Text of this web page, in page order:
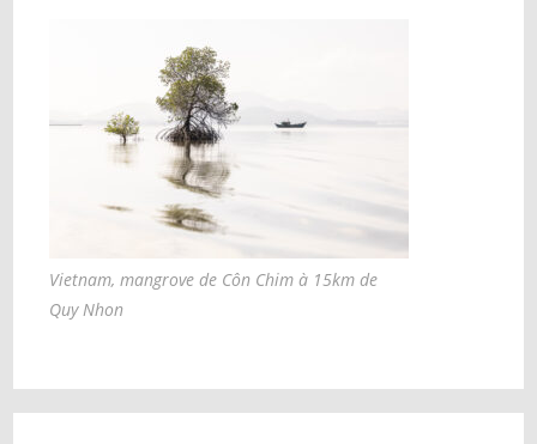
Vietnam, mangrove de Côn Chim à 15km de
Quy Nhon